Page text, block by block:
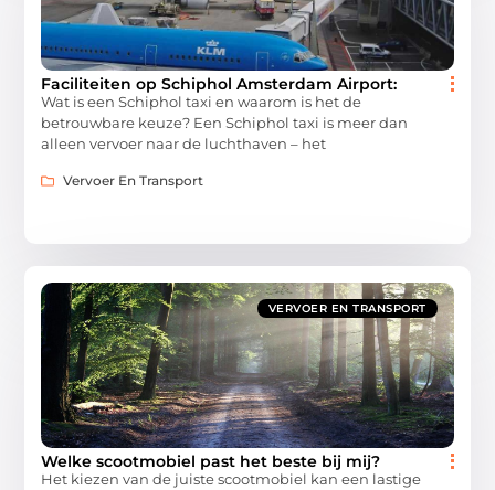
Faciliteiten op Schiphol Amsterdam Airport:
Wat is een Schiphol taxi en waarom is het de
betrouwbare keuze? Een Schiphol taxi is meer dan
alleen vervoer naar de luchthaven – het
Vervoer En Transport
VERVOER EN TRANSPORT
Welke scootmobiel past het beste bij mij?
Het kiezen van de juiste scootmobiel kan een lastige